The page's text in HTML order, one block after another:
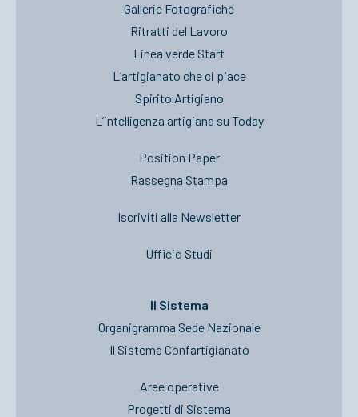
Gallerie Fotografiche
Ritratti del Lavoro
Linea verde Start
L’artigianato che ci piace
Spirito Artigiano
L’intelligenza artigiana su Today
Position Paper
Rassegna Stampa
Iscriviti alla Newsletter
Ufficio Studi
Il Sistema
Organigramma Sede Nazionale
Il Sistema Confartigianato
Aree operative
Progetti di Sistema